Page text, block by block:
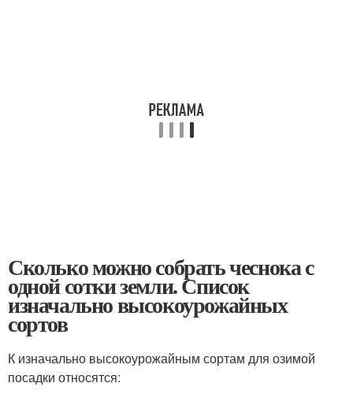
Сколько можно собрать чеснока с
одной сотки земли. Список
изначально высокоурожайных
сортов
К изначально высокоурожайным сортам для озимой
посадки относятся: